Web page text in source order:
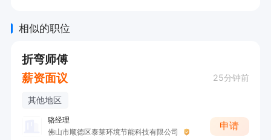
相似的职位
折弯师傅
薪资面议
25分钟前
其他地区
骆经理
佛山市顺德区泰莱环境节能科技有限公司
申请